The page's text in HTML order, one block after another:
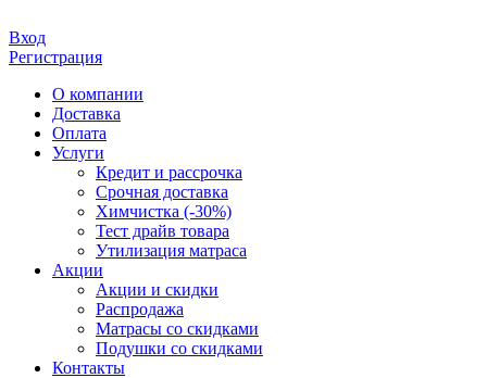
Вход
Регистрация
О компании
Доставка
Оплата
Услуги
Кредит и рассрочка
Срочная доставка
Химчистка (-30%)
Тест драйв товара
Утилизация матраса
Акции
Акции и скидки
Распродажа
Матрасы со скидками
Подушки со скидками
Контакты